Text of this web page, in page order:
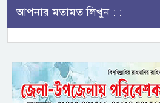
আপনার মতামত লিখুন : :